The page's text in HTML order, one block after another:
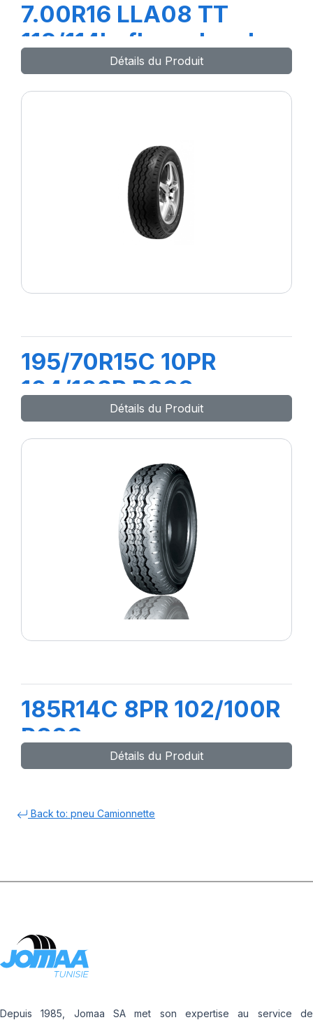
7.00R16 LLA08 TT
118/114L+flap+chambre
à air
Détails du Produit
195/70R15C 10PR
104/102R R666
Détails du Produit
185R14C 8PR 102/100R
R666
Détails du Produit
Back to: pneu Camionnette
Depuis 1985, Jomaa SA met son expertise au service de